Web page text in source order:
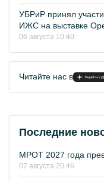
УБРиР принял
ИЖС на выставке
06 августа 10:40
Читайте нас в
Последние
МРОТ 2027 года
07 августа 20:46